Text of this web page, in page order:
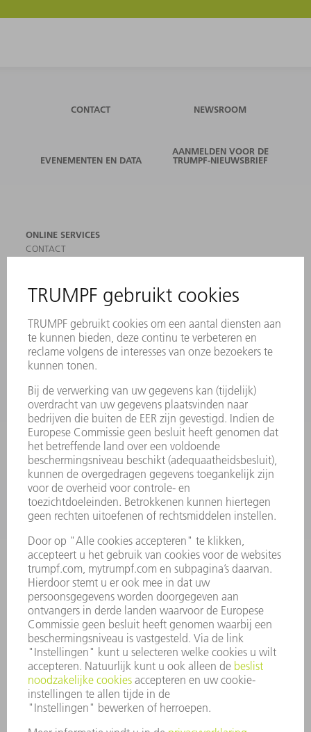
CONTACT NEWSROOM
EVENEMENTEN EN DATA
AANMELDEN VOOR DE
TRUMPF-NIEUWSBRIEF
ONLINE SERVICES
CONTACT
AANMELDEN VOOR NIEUWSBRIEF
MYTRUMPF
VEILIGHEIDSGEGEVENSBLADEN
PRODUCTEN
MACHINES & SYSTEMEN
LASER
ELEKTROGEREEDSCHAP
SMART FACTORY
SOFTWARE
SERVICES
TOEPASSINGEN
SECTOREN
ONDERNEMING
CARRIÈRE
VACATURES
BEDRIJFSPROFIEL
JAARVERSLAG
BEDRIJFSPRINCIPES
COMPLIANCE
KLOKKENLUIDERSYSTEEM
BEVEILIGING
PERSBERICHTEN
TIJDSCHRIFTEN
DUURZAAMHEID
MILIEU EN KLIMAAT
SAMENLEVING EN ONDERNEMING
BEDRIJFSVOERING